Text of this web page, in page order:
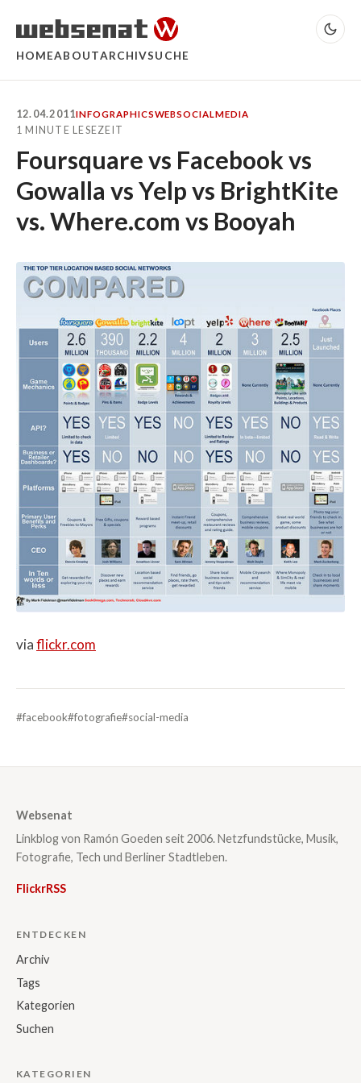
HOMEABOUTARCHIVSUCHE
12.04.2011INFOGRAPHICSWEBSOCIALMEDIA
1 MINUTE LESEZEIT
Foursquare vs Facebook vs
Gowalla vs Yelp vs BrightKite
vs. Where.com vs Booyah
viaflickr.com
#facebook#fotografie#social-media
Websenat
Linkblog von Ramón Goeden seit 2006. Netzfundstücke, Musik,
Fotografie, Tech und Berliner Stadtleben.
FlickrRSS
ENTDECKEN
Archiv
Tags
Kategorien
Suchen
KATEGORIEN